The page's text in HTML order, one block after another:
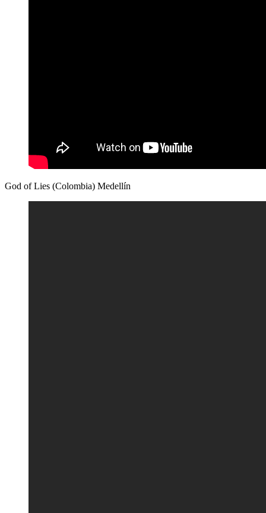
God of Lies (Colombia) Medellín